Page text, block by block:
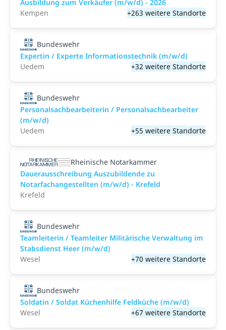
Ausbildung zum Verkäufer (m/w/d) - 2026
Kempen
+263 weitere Standorte
Bundeswehr
Expertin / Experte Informationstechnik (m/w/d)
Uedem
+32 weitere Standorte
Bundeswehr
Personalsachbearbeiterin / Personalsachbearbeiter
(m/w/d)
Uedem
+55 weitere Standorte
Rheinische Notarkammer
Dauerausschreibung Auszubildende zu
Notarfachangestellten (m/w/d) - Krefeld
Krefeld
Bundeswehr
Teamleiterin / Teamleiter Militärische Verwaltung im
Stabsdienst Heer (m/w/d)
Wesel
+70 weitere Standorte
Bundeswehr
Soldatin / Soldat Küchenhilfe Feldküche (m/w/d)
Wesel
+67 weitere Standorte